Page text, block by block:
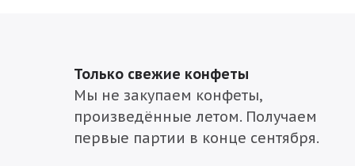
Только свежие конфеты
Мы не закупаем конфеты,
произведённые летом. Получаем
первые партии в конце сентября.